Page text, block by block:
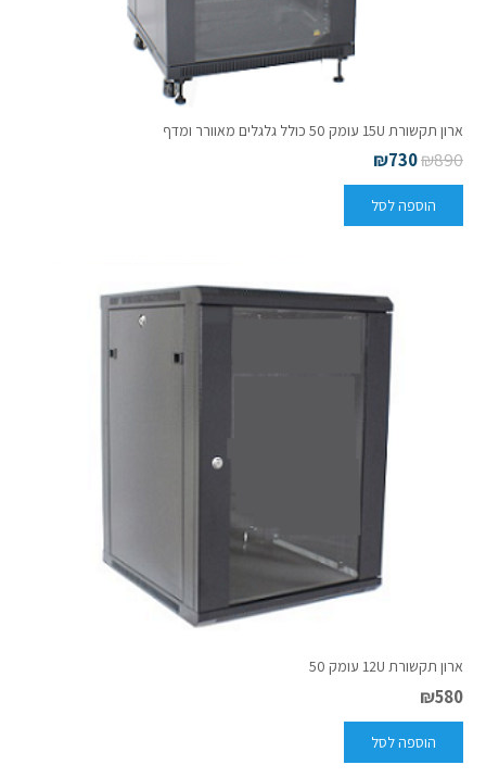
ארון תקשורת 15U עומק 50 כולל גלגלים מאוורר ומדף
₪890
₪730
הוספה לסל
ארון תקשורת 12U עומק 50
₪580
הוספה לסל